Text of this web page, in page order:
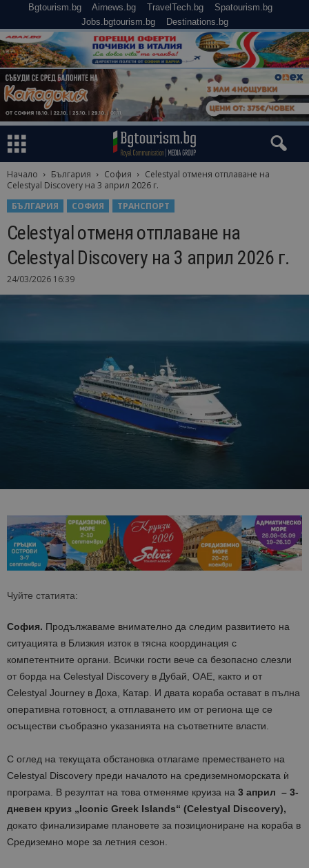
Bgtourism.bg Airnews.bg TravelTech.bg
Spatourism.bg
Jobs.bgtourism.bg
Destinations.bg
Начало България София
Celestyal отменя отплаване на
Celestyal Discovery на 3 април 2026 г.
БЪЛГАРИЯ
СОФИЯ ТРАНСПОРТ
Celestyal отменя отплаване на
Celestyal Discovery на 3 април 2026 г.
24/03/2026 16:39
Чуйте статията:
София. Продължаваме внимателно да следим развитието на
ситуацията в Близкия изток в тясна координация с
компетентните органи. Всички гости вече са безопасно слезли
от борда на Celestyal Discovery в Дубай, ОАЕ, както и от
Celestyal Journey в Доха, Катар. И двата кораба остават в пълна
оперативна готовност, а отплаването им от региона ще се
осъществи съобразно указанията на съответните власти.
С оглед на текущата обстановка отлагаме преместването на
Celestyal Discovery преди началото на средиземноморската ѝ
програма. В резултат на това отменяме круиза на 3 април – 3-
дневен круиз „Iconic Greek Islands“ (Celestyal Discovery),
докато финализираме плановете за позициониране на кораба в
Средиземно море за летния сезон.